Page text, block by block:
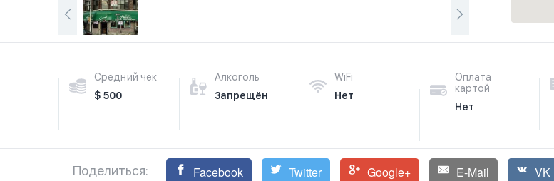
Средний чек
$ 500
Алкоголь
Запрещён
WiFi
Нет
Оплата
картой
Нет
Поделиться: Facebook Twitter Google+ E-Mail VK